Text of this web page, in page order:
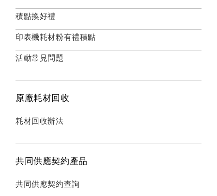
積點換好禮
印表機耗材粉有禮積點
活動常見問題
原廠耗材回收
耗材回收辦法
共同供應契約產品
共同供應契約查詢